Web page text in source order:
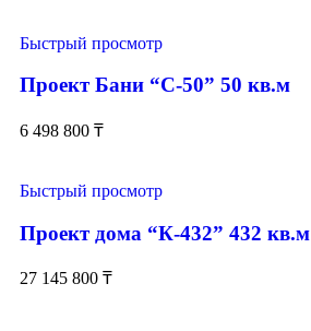
Быстрый просмотр
Проект Бани “С-50” 50 кв.м
6 498 800 ₸
Быстрый просмотр
Проект дома “К-432” 432 кв.м
27 145 800 ₸